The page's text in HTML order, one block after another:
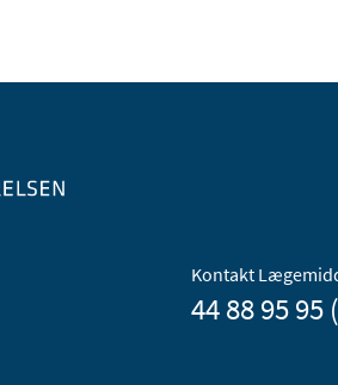
Kontakt
44 88 95 95